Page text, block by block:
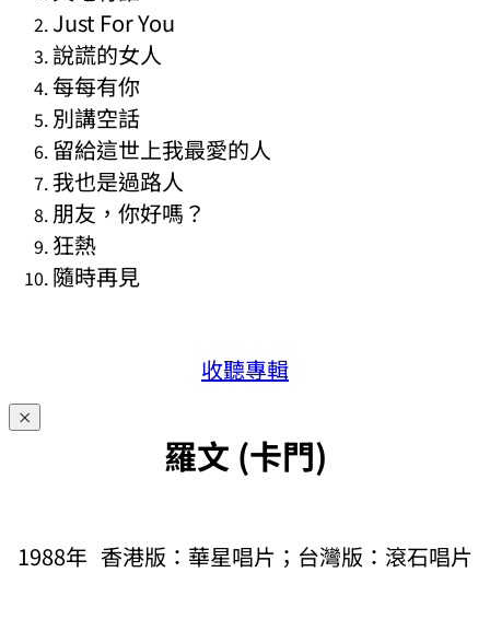
Just For You
說謊的女人
每每有你
別講空話
留給這世上我最愛的人
我也是過路人
朋友，你好嗎？
狂熱
隨時再見
收聽專輯
×
羅文 (卡門)
1988年 香港版：華星唱片；台灣版：滾石唱片